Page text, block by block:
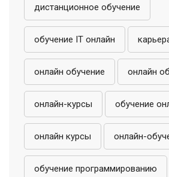
дистанционное обучение
обучение IT онлайн
онлайн обучение онлайн
онлайн-курсы обучение
онлайн курсы онлайн-
обучение программированию